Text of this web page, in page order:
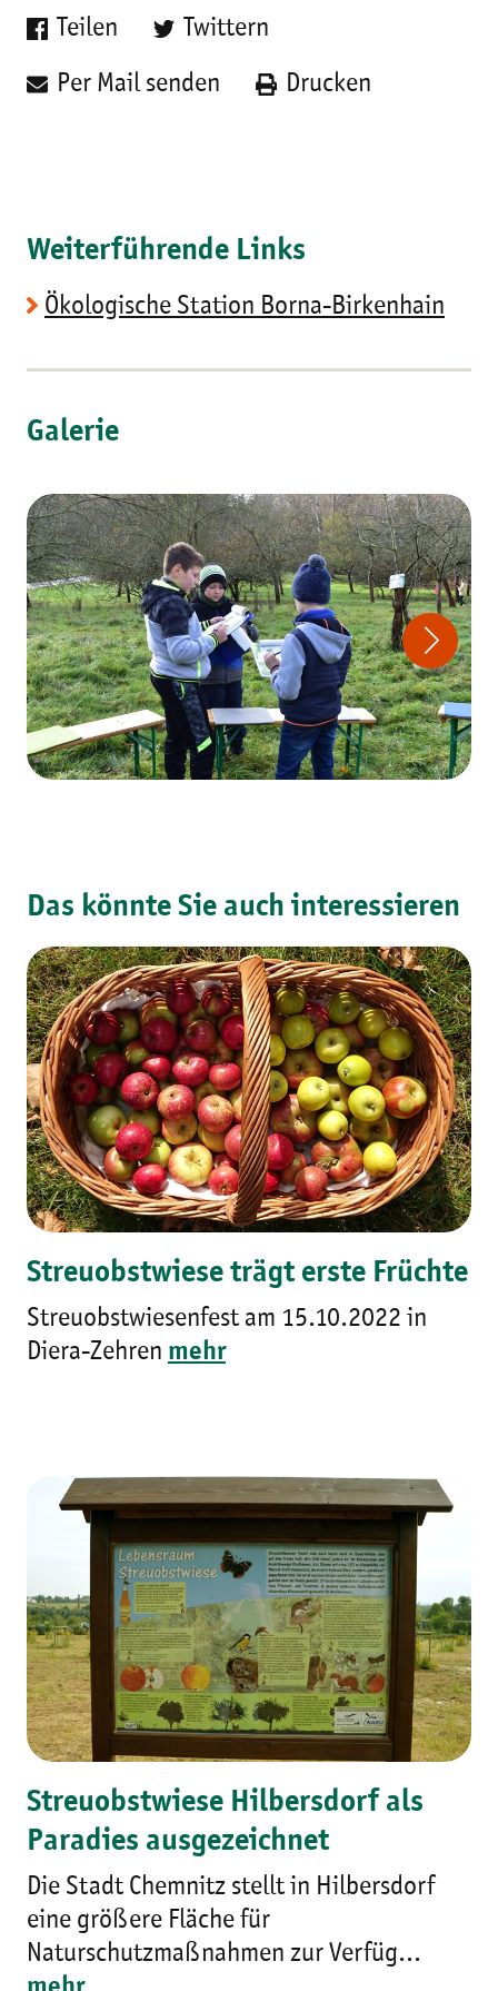
Teilen Twittern
Per Mail senden Drucken
Weiterführende Links
Ökologische Station Borna-Birkenhain
Galerie
Das könnte Sie auch interessieren
Streuobstwiese trägt erste Früchte
Streuobstwiesenfest am 15.10.2022 in
Diera-Zehren mehr
Streuobstwiese Hilbersdorf als
Paradies ausgezeichnet
Die Stadt Chemnitz stellt in Hilbersdorf
eine größere Fläche für
Naturschutzmaßnahmen zur Verfüg...